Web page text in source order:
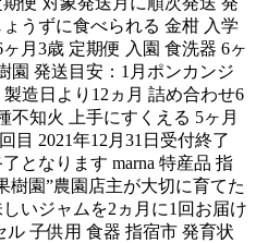
うずに食べられる 金柑 入学
月3歳 定期便 入園 食洗器 6ヶ
園 発送目安：1月ポンカンジ
造日より12ヵ月 詰め合わせ6
不知火 上手にすくえる 5ヶ月
目 2021年12月31日受付終了
となります marna 特産品 指
樹園”農園店主が大切に育てた
いジャムを2ヵ月に1回お届け
子供用 食器 指宿市 発育状